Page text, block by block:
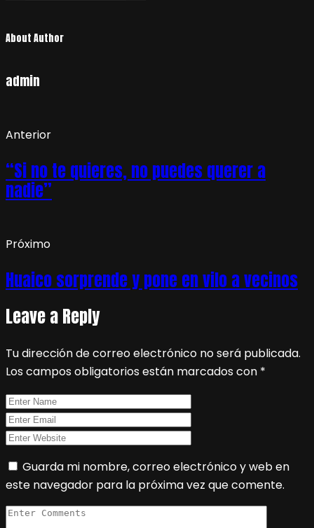
About Author
admin
Anterior
“Si no te quieres, no puedes querer a
nadie”
Próximo
Huaico sorprende y pone en vilo a vecinos
Leave a Reply
Tu dirección de correo electrónico no será publicada.
Los campos obligatorios están marcados con *
Guarda mi nombre, correo electrónico y web en
este navegador para la próxima vez que comente.